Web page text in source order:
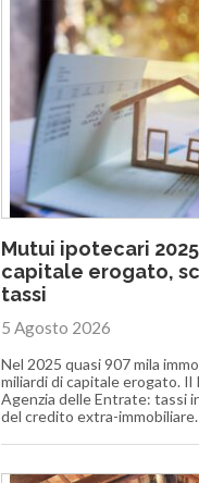
Mutui ipotecari
capitale erogato,
tassi
5 Agosto 2026
Nel 2025 quasi 907 mila
miliardi di capitale erogato.
Agenzia delle Entrate: tassi
del credito extra-immobiliare.